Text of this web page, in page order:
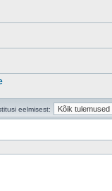
eelmisest: